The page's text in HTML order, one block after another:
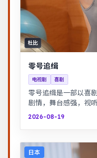
杜比
零号追缉
电视剧 喜剧
零号追缉是一部以喜
剧情，舞台感强，视
言，荒诞中见真实。
2026-08-19
日本